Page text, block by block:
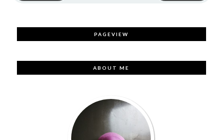
PAGEVIEW
ABOUT ME